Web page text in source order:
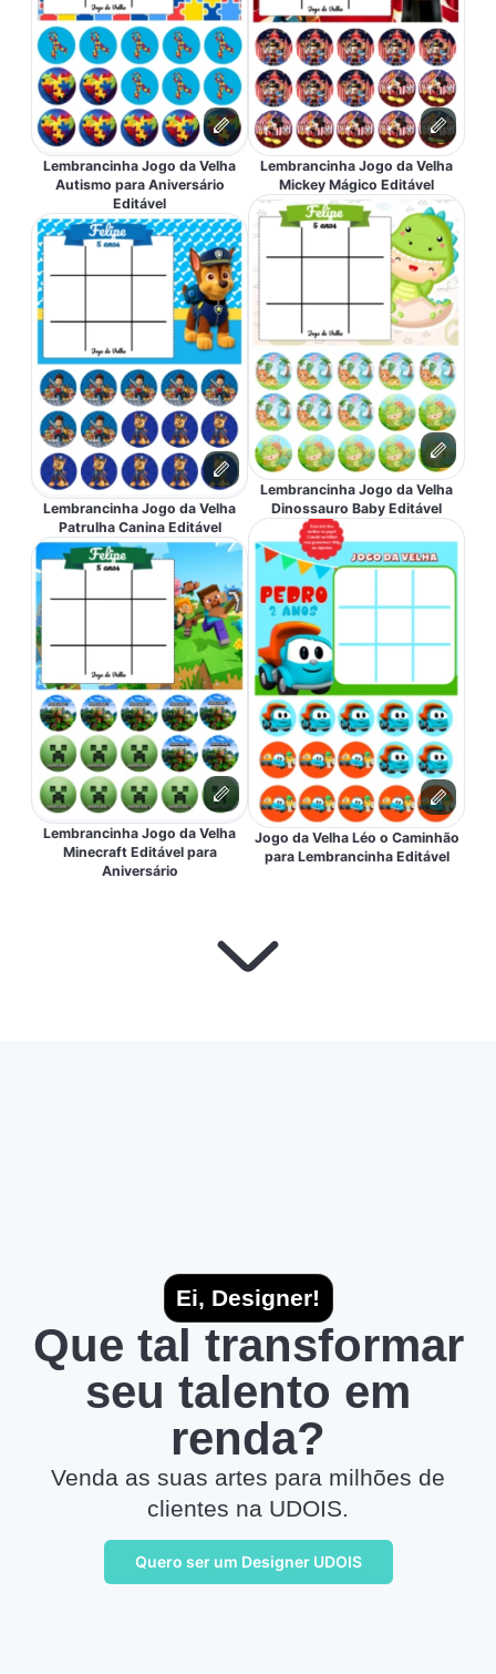
Lembrancinha Jogo da Velha
Autismo para Aniversário
Editável
Lembrancinha Jogo da Velha
Patrulha Canina Editável
Lembrancinha Jogo da Velha
Minecraft Editável para
Aniversário
Lembrancinha Jogo da Velha
Mickey Mágico Editável
Lembrancinha Jogo da Velha
Dinossauro Baby Editável
Jogo da Velha Léo o Caminhão
para Lembrancinha Editável
Ei, Designer!
Que tal transformar
seu talento em
renda?
Venda as suas artes para milhões de
clientes na UDOIS.
Quero ser um Designer UDOIS